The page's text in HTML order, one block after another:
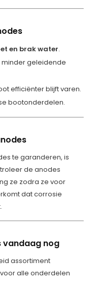
en brak water.
minder geleidende
efficiënter blijft varen.
bootonderdelen.
te garanderen, is
de anodes
ze zodra ze voor
dat corrosie
vandaag nog
assortiment
alle onderdelen